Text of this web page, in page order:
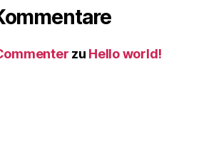
zu Hello world!